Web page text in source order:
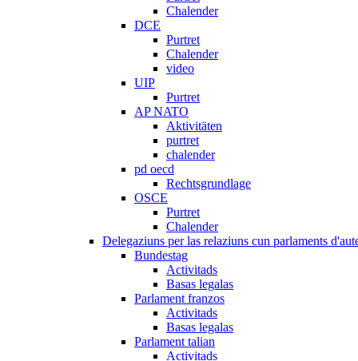
Chalender
DCE
Purtret
Chalender
video
UIP
Purtret
AP NATO
Aktivitäten
purtret
chalender
pd oecd
Rechtsgrundlage
OSCE
Purtret
Chalender
Delegaziuns per las relaziuns cun parlaments
Bundestag
Activitads
Basas legalas
Parlament franzos
Activitads
Basas legalas
Parlament talian
Activitads